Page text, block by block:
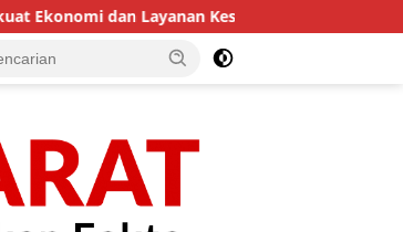
dan Layanan Kesehatan